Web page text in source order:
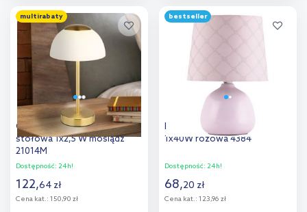
Dodaj do
porównania
Dodaj do
porównania
multirabaty
Globo Lighting Sarima lampa
stołowa 1x2,5 W mosiądz
21014M
Dostępność: 24h!
122,64 zł
Cena kat.: 150,90 zł
bestseller
Rabalux Ellie lampa stołowa
1x40W różowa 4384
Dostępność: 24h!
68,20 zł
Cena kat.: 123,96 zł